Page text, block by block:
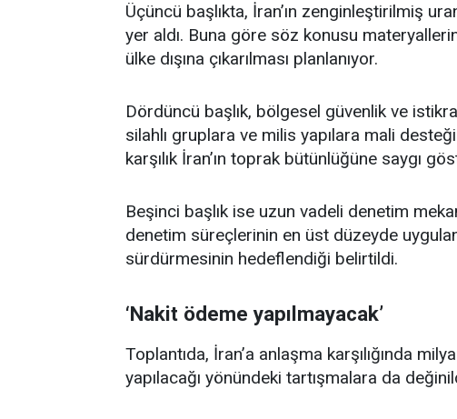
Üçüncü başlıkta, İran’ın zenginleştirilmiş
yer aldı. Buna göre söz konusu
ülke dışına çıkarılması planlanıyor.
Dördüncü başlık, bölgesel güvenlik ve
silahlı gruplara ve milis yapılara mali
karşılık İran’ın toprak bütünlüğüne saygı
Beşinci başlık ise uzun vadeli denetim
denetim süreçlerinin en üst düzeyde
sürdürmesinin hedeflendiği belirtildi.
‘Nakit ödeme yapılmayacak’
Toplantıda, İran’a anlaşma karşılığında
yapılacağı yönündeki tartışmalara da